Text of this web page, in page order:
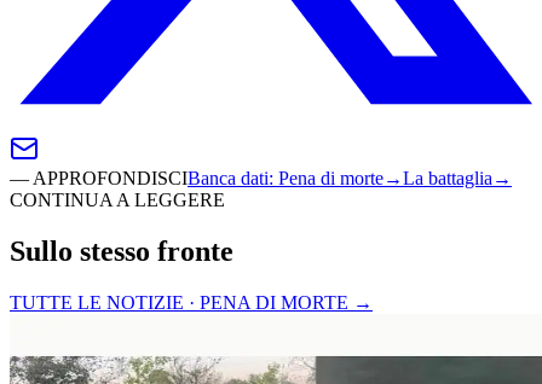
— APPROFONDISCIBanca dati: Pena di morte→La battaglia →
CONTINUA A LEGGERE
Sullo stesso fronte
TUTTE LE NOTIZIE · PENA DI MORTE →